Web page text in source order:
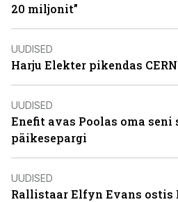
20 miljonit”
UUDISED
Harju Elekter pikendas
UUDISED
Enefit avas Poolas oma seni
päikesepargi
UUDISED
Rallistaar Elfyn Evans ostis